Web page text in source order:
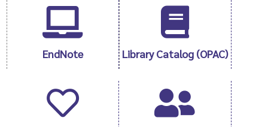
EndNote Library Catalog (OPAC)